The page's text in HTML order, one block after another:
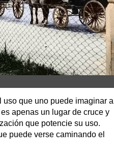
que uno puede imaginar al
apenas un lugar de cruce y
que potencie su uso.
puede verse caminando el